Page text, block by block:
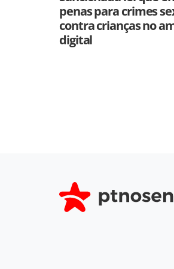
penas para crimes
contra crianças no
digital